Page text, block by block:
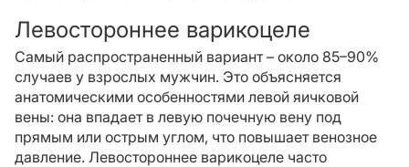
Левостороннее варикоцеле
Самый распространенный вариант – около 85–90%
случаев у взрослых мужчин. Это объясняется
анатомическими особенностями левой яичковой
вены: она впадает в левую почечную вену под
прямым или острым углом, что повышает венозное
давление. Левостороннее варикоцеле часто